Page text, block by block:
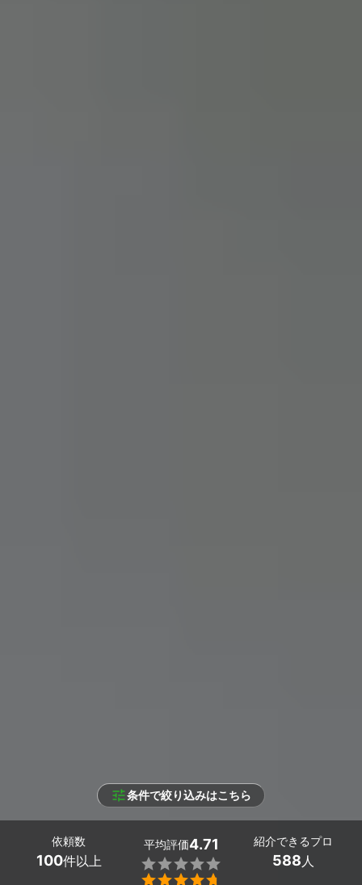
条件で絞り込みはこちら
依頼数
100件以上
平均評価4.71


紹介できるプロ
588人